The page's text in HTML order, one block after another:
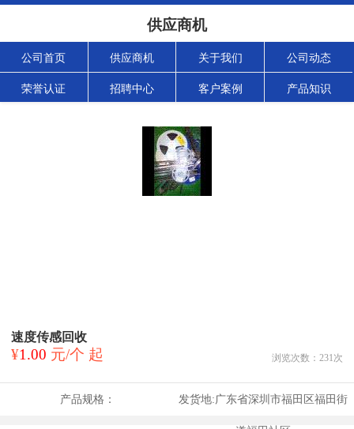
供应商机
公司首页 供应商机 关于我们 公司动态
荣誉认证 招聘中心 客户案例 产品知识
速度传感回收
¥1.00 元/个 起 浏览次数： 231次
产品规格： 发货地:广东省深圳市福田区福田街